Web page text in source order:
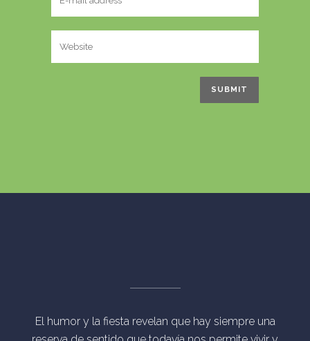
El humor y la fiesta revelan que hay siempre una